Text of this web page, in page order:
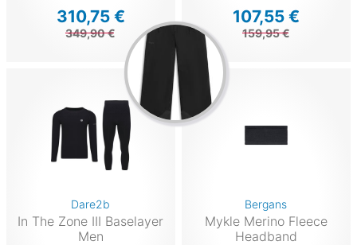
310,75 €
349,90 €
107,55 €
159,95 €
Dare2b
In The Zone III Baselayer
Men
Bergans
Mykle Merino Fleece
Headband